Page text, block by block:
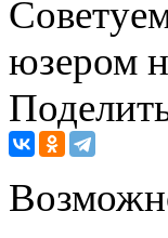
юзером